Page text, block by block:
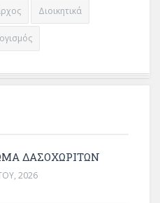
Διοικητικά
ΔΑΣΟΧΩΡΙΤΏΝ
2026